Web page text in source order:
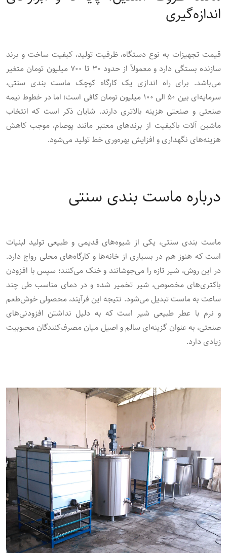
اندازه‌گیری
قیمت تجهیزات به نوع دستگاه، ظرفیت تولید، کیفیت ساخت و برند
سازنده بستگی دارد و معمولاً از حدود ۳۰ تا ۷۰۰ میلیون تومان متغیر
می‌باشد. برای راه‌ اندازی یک کارگاه کوچک ماست بندی سنتی،
سرمایه‌ای بین ۵۰ الی ۱۰۰ میلیون تومان کافی است؛ اما در خطوط نیمه
‌صنعتی و صنعتی هزینه بالاتری دارند. شایان ذکر است که انتخاب
ماشین آلات باکیفیت از برندهای معتبر مانند پوصام، موجب کاهش
هزینه‌های نگهداری و افزایش بهره‌وری خط تولید می‌شود.
درباره ماست‌ بندی سنتی
ماست ‌بندی سنتی، یکی از شیوه‌های قدیمی و طبیعی تولید لبنیات
است که هنوز هم در بسیاری از خانه‌ها و کارگاه‌های محلی رواج دارد.
در این روش، شیر تازه را می‌جوشانند و خنک می‌کنند؛ سپس با افزودن
باکتری‌های مخصوص، شیر تخمیر شده و در دمای مناسب طی چند
ساعت به ماست تبدیل می‌شود. نتیجه این فرآیند، محصولی خوش‌طعم
و نرم با عطر طبیعی شیر است که به دلیل نداشتن افزودنی‌های
صنعتی، به عنوان گزینه‌ای سالم و اصیل میان مصرف‌کنندگان محبوبیت
زیادی دارد.